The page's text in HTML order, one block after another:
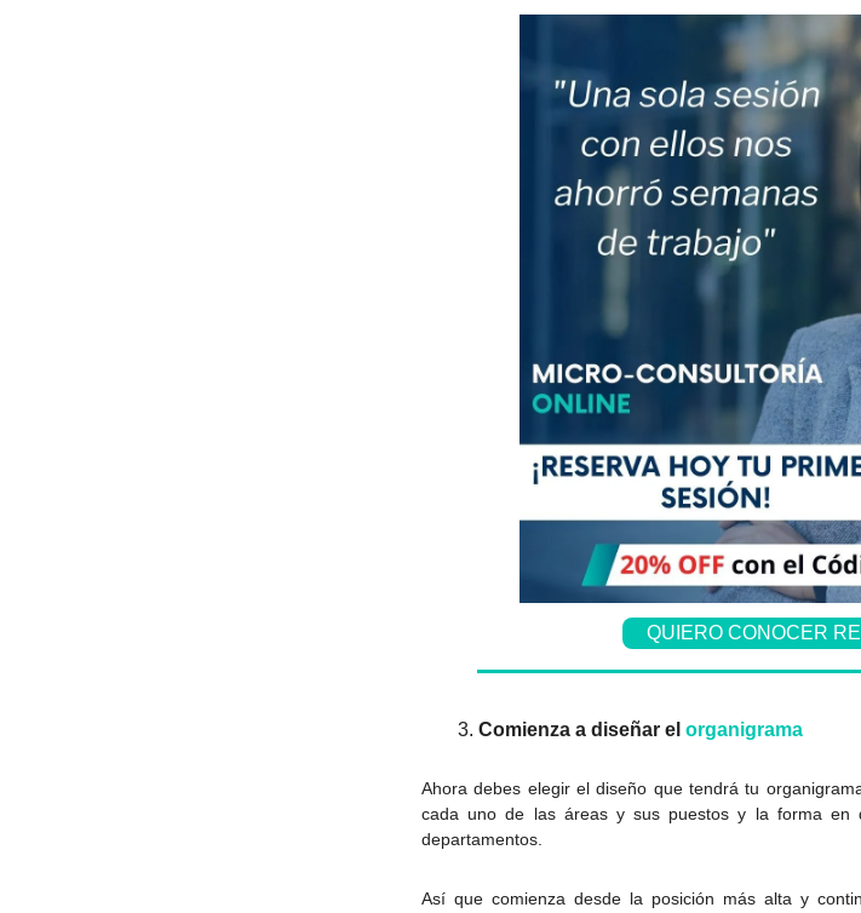
QUIERO CONOCER
Comienza a diseñar el organigrama
Ahora debes elegir el diseño que tendrá tu
cada uno de las áreas y sus puestos y la forma en
departamentos.
Así que comienza desde la posición más alta y